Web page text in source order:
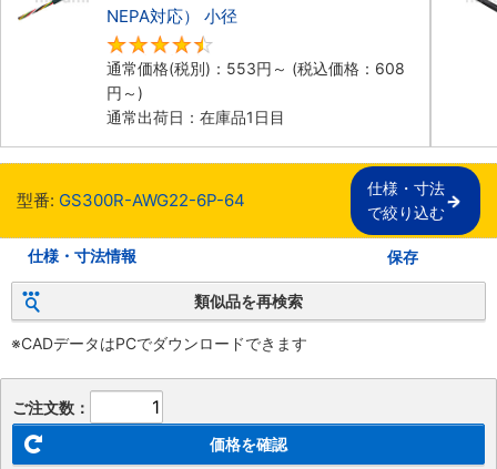
NEPA対応） 小径
通常価格(税別)： 553円 ～ (税込価格： 608
円 ～)
通常出荷日：在庫品1日目
型番: GS300R-AWG22-6P-64
仕様・寸法
で絞り込む
仕様・寸法情報 保存
類似品を再検索
※CADデータはPCでダウンロードできます
ご注文数：
価格を確認